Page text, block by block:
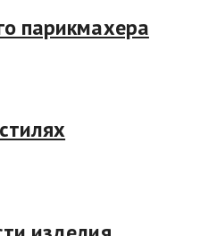
парикмахера